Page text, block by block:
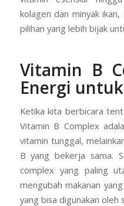
kolagen dan minyak
pilihan yang lebih bijak
Vitamin B
Energi
Ketika kita berbicara
Vitamin B Complex
vitamin tunggal,
B yang bekerja sama.
complex yang paling
mengubah makanan
yang bisa digunakan oleh